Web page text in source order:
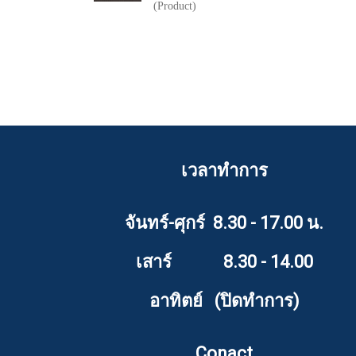
(Product)
เวลาทำการ
จันทร์-ศุกร์ 8.30 - 17.00 น.
เสาร์ 8.30 - 14.00
อาทิตย์ (ปิดทำการ)